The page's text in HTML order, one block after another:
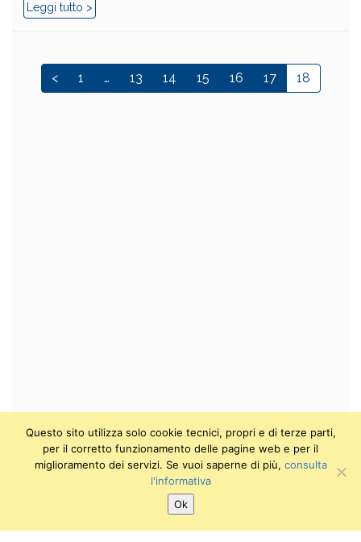
Leggi tutto >
< 1 … 13 14 15 16 17 18
SEGUICI SU: Facebook
Instagram
TwitterYoutube
Museo degli Strumenti di Fisica
Questo sito utilizza solo cookie tecnici, propri e di terze parti,
per il corretto funzionamento delle pagine web e per il
miglioramento dei servizi. Se vuoi saperne di più, consulta
l'informativa
Ok